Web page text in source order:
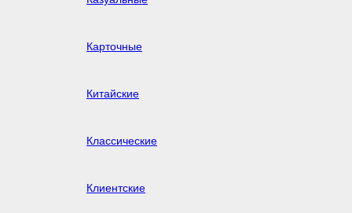
Карточные
Китайские
Классические
Клиентские